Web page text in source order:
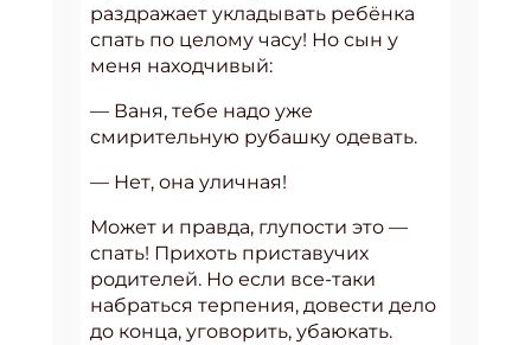
раздражает укладывать ребёнка
спать по целому часу! Но сын у
меня находчивый:
— Ваня, тебе надо уже
смирительную рубашку одевать.
— Нет, она уличная!
Может и правда, глупости это —
спать! Прихоть приставучих
родителей. Но если все-таки
набраться терпения, довести дело
до конца, уговорить, убаюкать.